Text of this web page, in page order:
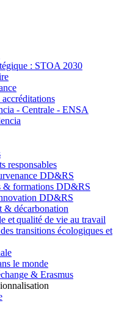
: STOA 2030
- Centrale - ENSA
responsables
DD&RS
& formations DD&RS
DD&RS
& décarbonation
et qualité de vie au travail
transitions écologiques et
le monde
& Erasmus